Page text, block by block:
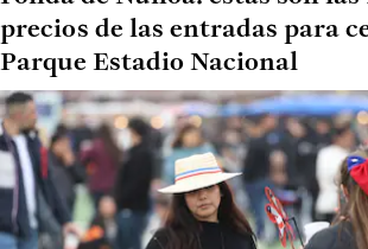
precios de las entradas para
Parque Estadio Nacional